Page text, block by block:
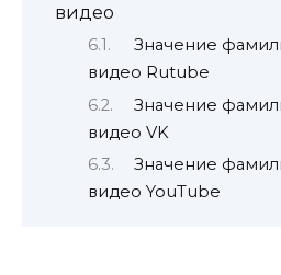
видео
Значение
видео Rutube
Значение
видео VK
Значение
видео YouTube